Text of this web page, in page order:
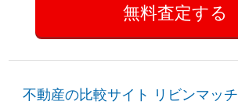
不動産の比較サイト リビンマッチ